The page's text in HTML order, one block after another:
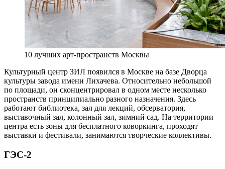
10 лучших арт-пространств Москвы
Культурный центр ЗИЛ появился в Москве на базе Дворца
культуры завода имени Лихачева. Относительно небольшой
по площади, он сконцентрировал в одном месте несколько
пространств принципиально разного назначения. Здесь
работают библиотека, зал для лекций, обсерватория,
выставочный зал, колонный зал, зимний сад. На территории
центра есть зоны для бесплатного коворкинга, проходят
выставки и фестивали, занимаются творческие коллективы.
ГЭС-2